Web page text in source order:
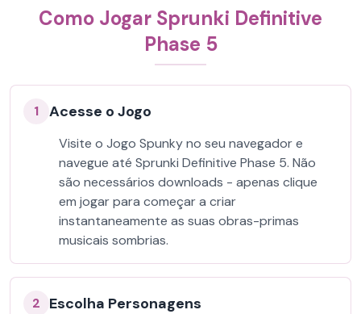
Como Jogar Sprunki Definitive
Phase 5
1 Acesse o Jogo
Visite o Jogo Spunky no seu navegador e
navegue até Sprunki Definitive Phase 5. Não
são necessários downloads - apenas clique
em jogar para começar a criar
instantaneamente as suas obras-primas
musicais sombrias.
2 Escolha Personagens